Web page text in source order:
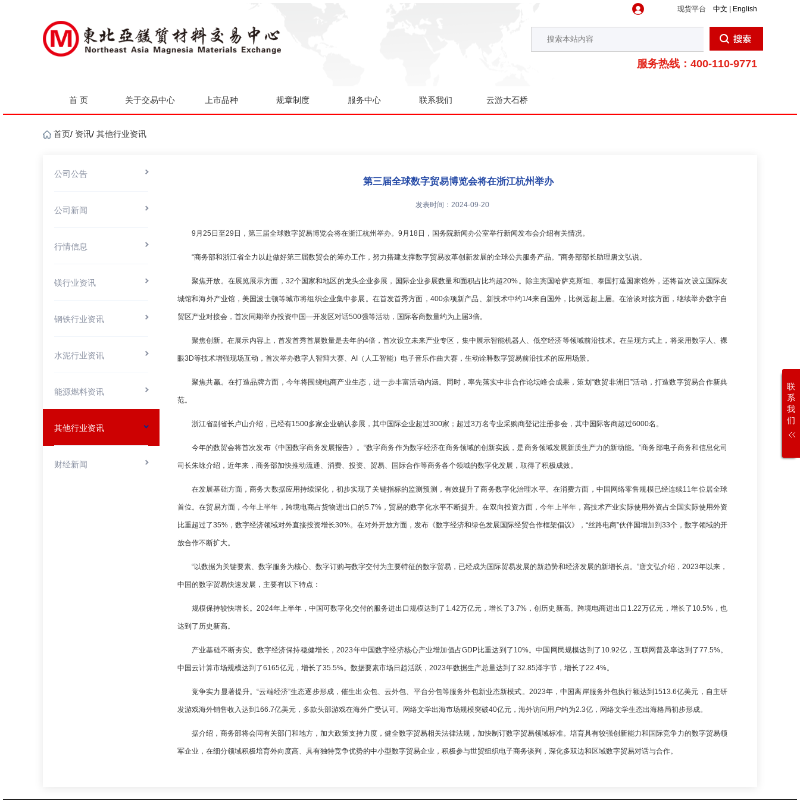
现货平台 中文 | English
服务热线：400-110-9771
首 页 关于交易中心 上市品种 规章制度 服务中心 联系我们 云游大石桥
首页/ 资讯/ 其他行业资讯
公司公告
公司新闻
行情信息
镁行业资讯
钢铁行业资讯
水泥行业资讯
能源燃料资讯
其他行业资讯
财经新闻
第三届全球数字贸易博览会将在浙江杭州举办
发表时间：2024-09-20
9月25日至29日，第三届全球数字贸易博览会将在浙江杭州举办。9月18日，国务院新闻办公室举行新闻发布会介绍有关情况。
“商务部和浙江省全力以赴做好第三届数贸会的筹办工作，努力搭建支撑数字贸易改革创新发展的全球公共服务产品。”商务部部长助理唐文弘说。
聚焦开放。在展览展示方面，32个国家和地区的龙头企业参展，国际企业参展数量和面积占比均超20%。除主宾国哈萨克斯坦、泰国打造国家馆外，还将首次设立国际友
城馆和海外产业馆，美国波士顿等城市将组织企业集中参展。在首发首秀方面，400余项新产品、新技术中约1/4来自国外，比例远超上届。在洽谈对接方面，继续举办数字自
贸区产业对接会，首次同期举办投资中国—开发区对话500强等活动，国际客商数量约为上届3倍。
聚焦创新。在展示内容上，首发首秀首展数量是去年的4倍，首次设立未来产业专区，集中展示智能机器人、低空经济等领域前沿技术。在呈现方式上，将采用数字人、裸
眼3D等技术增强现场互动，首次举办数字人智辩大赛、AI（人工智能）电子音乐作曲大赛，生动诠释数字贸易前沿技术的应用场景。
聚焦共赢。在打造品牌方面，今年将围绕电商产业生态，进一步丰富活动内涵。同时，率先落实中非合作论坛峰会成果，策划“数贸非洲日”活动，打造数字贸易合作新典
范。
浙江省副省长卢山介绍，已经有1500多家企业确认参展，其中国际企业超过300家；超过3万名专业采购商登记注册参会，其中国际客商超过6000名。
今年的数贸会将首次发布《中国数字商务发展报告》。“数字商务作为数字经济在商务领域的创新实践，是商务领域发展新质生产力的新动能。”商务部电子商务和信息化司
司长朱咏介绍，近年来，商务部加快推动流通、消费、投资、贸易、国际合作等商务各个领域的数字化发展，取得了积极成效。
在发展基础方面，商务大数据应用持续深化，初步实现了关键指标的监测预测，有效提升了商务数字化治理水平。在消费方面，中国网络零售规模已经连续11年位居全球
首位。在贸易方面，今年上半年，跨境电商占货物进出口的5.7%，贸易的数字化水平不断提升。在双向投资方面，今年上半年，高技术产业实际使用外资占全国实际使用外资
比重超过了35%，数字经济领域对外直接投资增长30%。在对外开放方面，发布《数字经济和绿色发展国际经贸合作框架倡议》，“丝路电商”伙伴国增加到33个，数字领域的开
放合作不断扩大。
“以数据为关键要素、数字服务为核心、数字订购与数字交付为主要特征的数字贸易，已经成为国际贸易发展的新趋势和经济发展的新增长点。”唐文弘介绍，2023年以来，
中国的数字贸易快速发展，主要有以下特点：
规模保持较快增长。2024年上半年，中国可数字化交付的服务进出口规模达到了1.42万亿元，增长了3.7%，创历史新高。跨境电商进出口1.22万亿元，增长了10.5%，也
达到了历史新高。
产业基础不断夯实。数字经济保持稳健增长，2023年中国数字经济核心产业增加值占GDP比重达到了10%。中国网民规模达到了10.92亿，互联网普及率达到了77.5%。
中国云计算市场规模达到了6165亿元，增长了35.5%。数据要素市场日趋活跃，2023年数据生产总量达到了32.85泽字节，增长了22.4%。
竞争实力显著提升。“云端经济”生态逐步形成，催生出众包、云外包、平台分包等服务外包新业态新模式。2023年，中国离岸服务外包执行额达到1513.6亿美元，自主研
发游戏海外销售收入达到166.7亿美元，多款头部游戏在海外广受认可。网络文学出海市场规模突破40亿元，海外访问用户约为2.3亿，网络文学生态出海格局初步形成。
据介绍，商务部将会同有关部门和地方，加大政策支持力度，健全数字贸易相关法律法规，加快制订数字贸易领域标准。培育具有较强创新能力和国际竞争力的数字贸易领
军企业，在细分领域积极培育外向度高、具有独特竞争优势的中小型数字贸易企业，积极参与世贸组织电子商务谈判，深化多双边和区域数字贸易对话与合作。
联
系
我
们